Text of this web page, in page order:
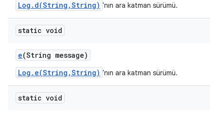
Log.d(String,String) 'nın ara katman sürümü.
static void
e(String message)
Log.e(String,String) 'nın ara katman sürümü.
static void